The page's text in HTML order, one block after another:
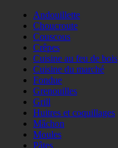
Andouillette
Choucroute
Couscous
Crêpes
Cuisine au feu de bois
Cuisine du marché
Fondue
Grenouilles
Grill
Huitres et coquillages
Mâchon
Moules
Pâtes